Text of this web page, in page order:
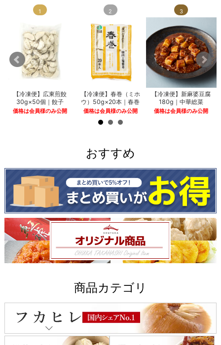
1
【冷凍便】広東煎餃
30g×50個｜餃子
価格は会員様のみ公開
2
【冷凍便】春巻（ミホ
ウ）50g×20本｜春巻
価格は会員様のみ公開
3
【冷凍便】新麻婆豆腐
180g｜中華総菜
価格は会員様のみ公開
おすすめ
商品カテゴリ